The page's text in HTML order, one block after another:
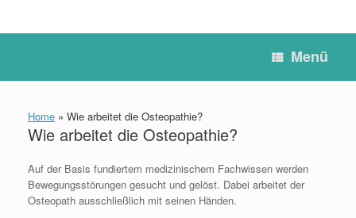
Menü
Home » Wie arbeitet die Osteopathie?
Wie arbeitet die Osteopathie?
Auf der Basis fundiertem medizinischem Fachwissen werden
Bewegungsstörungen gesucht und gelöst. Dabei arbeitet der
Osteopath ausschließlich mit seinen Händen.